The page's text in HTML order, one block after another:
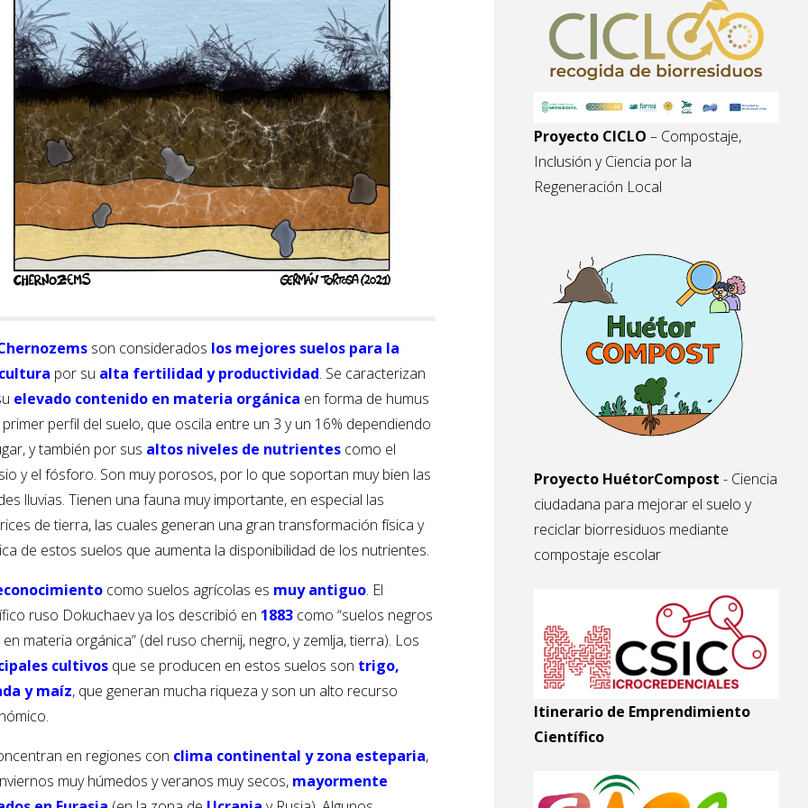
son considerados los mejores suelos para la
por su alta fertilidad y productividad. Se caracterizan
elevado contenido en materia orgánica en forma de humus
perfil del suelo, que oscila entre un 3 y un 16% dependiendo
y también por sus altos niveles de nutrientescomo el
y el fósforo. Son muy porosos, por lo que soportan muy bien las
lluvias. Tienen una fauna muy importante, en especial las
de tierra, las cuales generan una gran transformación física y
de estos suelos que aumenta la disponibilidad de los nutrientes.
como suelos agrícolas es muy antiguo. El
ruso Dokuchaev ya los describió en 1883 como “suelos negros
materia orgánica” (del ruso chernij, negro, y zemlja, tierra). Los
cultivosque se producen en estos suelos son trigo,
y maíz, que generan mucha riqueza y son un alto recurso
en regiones con clima continental y zona esteparia,
muy húmedos y veranos muy secos,mayormente
Proyecto CICLO – Compostaje,
Inclusión y Ciencia por la
Regeneración Local
Proyecto HuétorCompost - Ciencia
ciudadana para mejorar el suelo y
reciclar biorresiduos mediante
compostaje escolar
Itinerario de Emprendimiento
Científico